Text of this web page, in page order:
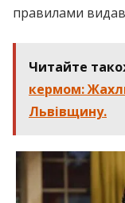
правилами
Читайте
кермом:
Львівщину.